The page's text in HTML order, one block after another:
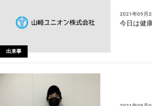
2021年09月
今日は健
出来事